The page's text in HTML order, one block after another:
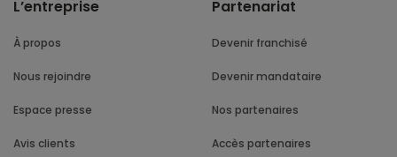
L’entreprise
À propos
Nous rejoindre
Espace presse
Avis clients
Partenariat
Devenir franchisé
Devenir mandataire
Nos partenaires
Accès partenaires